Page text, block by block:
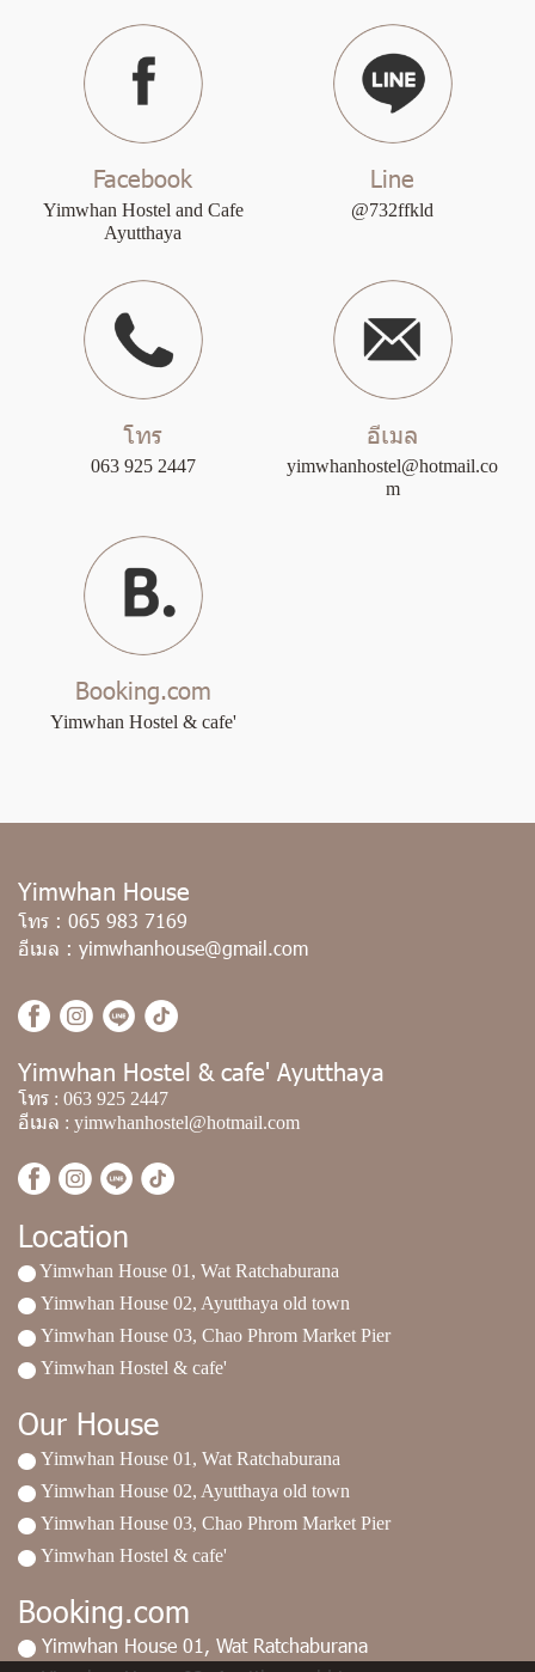
Facebook
Yimwhan Hostel and Cafe
Ayutthaya
Line
@732ffkld
โทร
063 925 2447
อีเมล
yimwhanhostel@hotmail.co
m
Booking.com
Yimwhan Hostel & cafe'
Yimwhan House
โทร : 065 983 7169
อีเมล : yimwhanhouse@gmail.com
Yimwhan Hostel & cafe' Ayutthaya
โทร : 063 925 2447
อีเมล : yimwhanhostel@hotmail.com
Location
Yimwhan House 01, Wat Ratchaburana
Yimwhan House 02, Ayutthaya old town
Yimwhan House 03, Chao Phrom Market Pier
Yimwhan Hostel & cafe'
Our House
Yimwhan House 01, Wat Ratchaburana
Yimwhan House 02, Ayutthaya old town
Yimwhan House 03, Chao Phrom Market Pier
Yimwhan Hostel & cafe'
Booking.com
Yimwhan House 01, Wat Ratchaburana